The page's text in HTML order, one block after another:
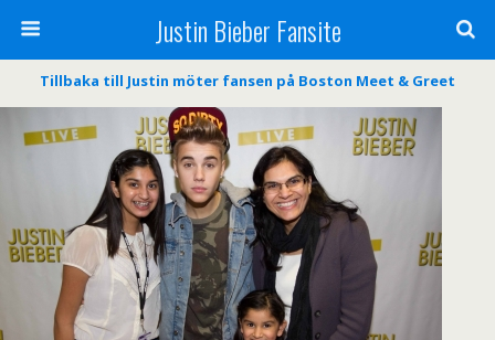
Justin Bieber Fansite
Tillbaka till Justin möter fansen på Boston Meet & Greet